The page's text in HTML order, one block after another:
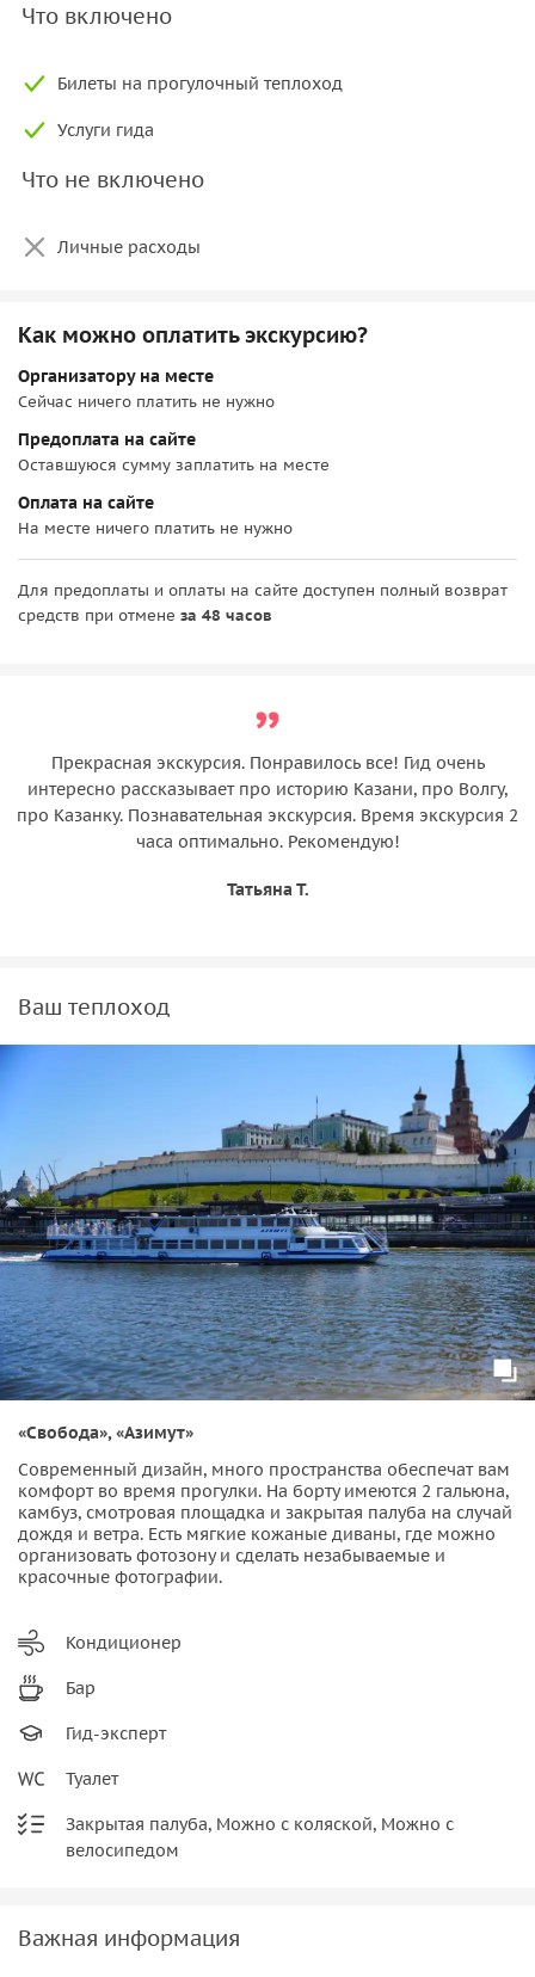
Что включено
Билеты на прогулочный теплоход
Услуги гида
Что не включено
Личные расходы
Как можно оплатить экскурсию?
Организатору на месте
Сейчас ничего платить не нужно
Предоплата на сайте
Оставшуюся сумму заплатить на месте
Оплата на сайте
На месте ничего платить не нужно
Для предоплаты и оплаты на сайте доступен полный возврат
средств при отмене за 48 часов
Прекрасная экскурсия. Понравилось все! Гид очень
интересно рассказывает про историю Казани, про Волгу,
про Казанку. Познавательная экскурсия. Время экскурсия 2
часа оптимально. Рекомендую!
Татьяна Т.
Ваш теплоход
«Свобода», «Азимут»
Современный дизайн, много пространства обеспечат вам
комфорт во время прогулки. На борту имеются 2 гальюна,
камбуз, смотровая площадка и закрытая палуба на случай
дождя и ветра. Есть мягкие кожаные диваны, где можно
организовать фотозону и сделать незабываемые и
красочные фотографии.
Кондиционер
Бар
Гид-эксперт
Туалет
Закрытая палуба, Можно с коляской, Можно с
велосипедом
Важная информация